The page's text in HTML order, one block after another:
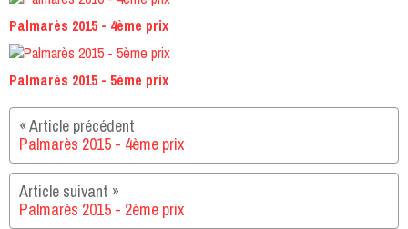
Palmarès 2015 - 4ème prix
Palmarès 2015 - 5ème prix
Palmarès 2015 - 4ème prix
Palmarès 2015 - 2ème prix